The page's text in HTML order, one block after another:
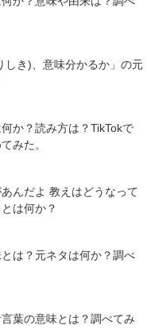
しき)、意味分かるか」の元
か？読み方は？TikTokで
みた。
あんだよ 教えはどうなって
は何か？
は？元ネタは何か？調べ
言葉の意味とは？調べてみ